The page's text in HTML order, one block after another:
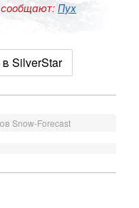
Пух
SilverStar
Snow-Forecast